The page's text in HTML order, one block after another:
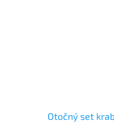
Otočný set